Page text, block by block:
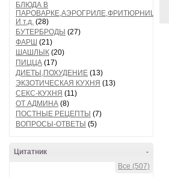
БЛЮДА В
ПАРОВАРКЕ,АЭРОГРИЛЕ,ФРИТЮРНИЦЕ
И т.д. (28)
БУТЕРБРОДЫ (27)
ФАРШ (21)
ШАШЛЫК (20)
ПИЦЦА (17)
ДИЕТЫ,ПОХУДЕНИЕ (13)
ЭКЗОТИЧЕСКАЯ КУХНЯ (13)
СЕКС-КУХНЯ (11)
ОТ АДМИНА (8)
ПОСТНЫЕ РЕЦЕПТЫ (7)
ВОПРОСЫ-ОТВЕТЫ (5)
-
Цитатник
Все (507)